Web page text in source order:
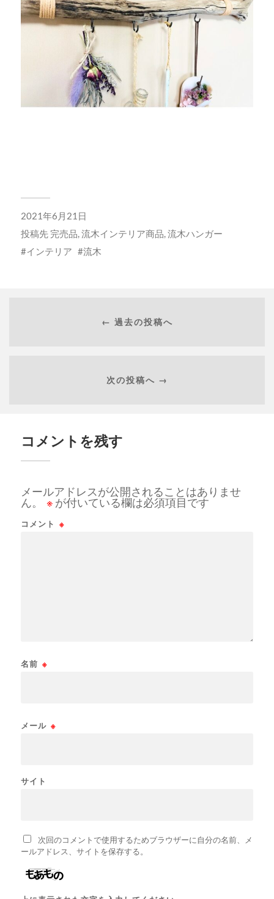
2021年6月21日
投稿先 完売品 流木インテリア商品 流木ハンガー
インテリア
流木
← 過去の投稿へ
次の投稿へ →
コメントを残す
メールアドレスが公開されることはありませ
ん。
※ が付いている欄は必須項目です
コメント ※
名前 ※
メール ※
サイト
次回のコメントで使用するためブラウザーに自分の名前、メ
ールアドレス、サイトを保存する。